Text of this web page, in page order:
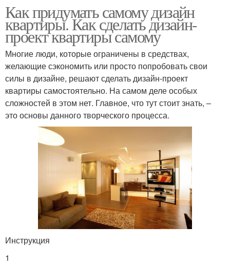
Как придумать самому дизайн
квартиры. Как сделать дизайн-
проект квартиры самому
Многие люди, которые ограничены в средствах,
желающие сэкономить или просто попробовать свои
силы в дизайне, решают сделать дизайн-проект
квартиры самостоятельно. На самом деле особых
сложностей в этом нет. Главное, что тут стоит знать, –
это основы данного творческого процесса.
Инструкция
1